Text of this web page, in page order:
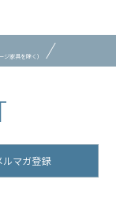
ジ家具を除く）
ルマガ登録